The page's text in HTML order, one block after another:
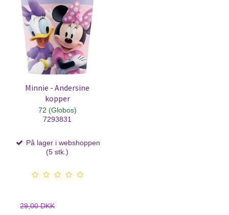
Minnie - Andersine
kopper
72 (Globos)
7293831
På lager i webshoppen
(5 stk.)
29,00 DKK